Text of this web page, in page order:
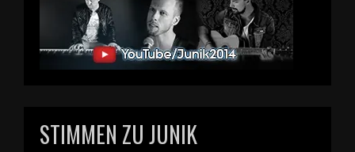
STIMMEN ZU JUNIK